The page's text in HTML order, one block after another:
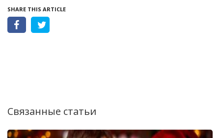
SHARE THIS ARTICLE
Связанные статьи